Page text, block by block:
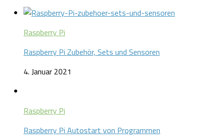
Raspberry Pi
Raspberry Pi Zubehör, Sets und Sensoren
4. Januar 2021
Raspberry Pi
Raspberry Pi Autostart von Programmen